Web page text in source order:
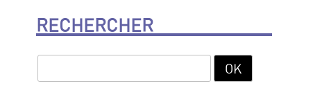
RECHERCHER